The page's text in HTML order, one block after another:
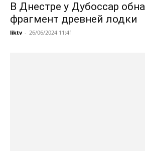
В Днестре у Дубоссар
фрагмент древней лодки
liktv - 26/06/2024 11:41